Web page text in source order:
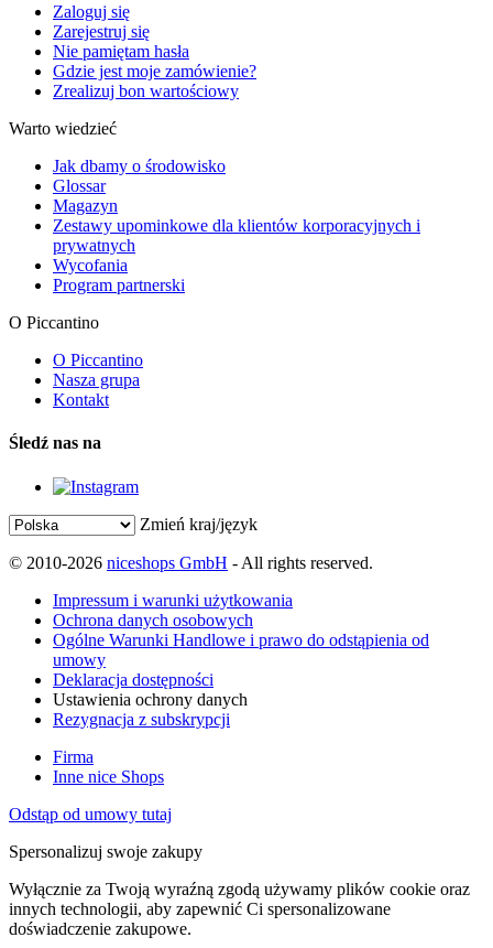
Zaloguj się
Zarejestruj się
Nie pamiętam hasła
Gdzie jest moje zamówienie?
Zrealizuj bon wartościowy
Warto wiedzieć
Jak dbamy o środowisko
Glossar
Magazyn
Zestawy upominkowe dla klientów korporacyjnych i
prywatnych
Wycofania
Program partnerski
O Piccantino
O Piccantino
Nasza grupa
Kontakt
Śledź nas na
Zmień kraj/język
© 2010-2026 niceshops GmbH - All rights reserved.
Impressum i warunki użytkowania
Ochrona danych osobowych
Ogólne Warunki Handlowe i prawo do odstąpienia od
umowy
Deklaracja dostępności
Ustawienia ochrony danych
Rezygnacja z subskrypcji
Firma
Inne nice Shops
Odstąp od umowy tutaj
Spersonalizuj swoje zakupy
Wyłącznie za Twoją wyraźną zgodą używamy plików cookie oraz
innych technologii, aby zapewnić Ci spersonalizowane
doświadczenie zakupowe.